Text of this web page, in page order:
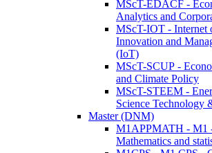
MScT-EDACF -
Analytics and
MScT-IOT - Internet
Innovation and
(IoT)
MScT-SCUP -
and Climate Policy
MScT-STEEM -
Science Technology
Master (DNM)
M1APPMATH - M1
Mathematics and